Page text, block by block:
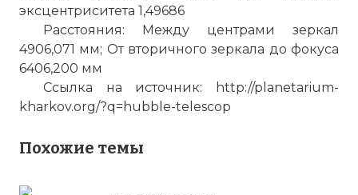
эксцентриситета 1,49686
Расстояния: Между центрами зеркал
4906,071 мм; От вторичного зеркала до фокуса
6406,200 мм
Ссылка на источник: http://planetarium-
kharkov.org/?q=hubble-telescop
Похожие темы